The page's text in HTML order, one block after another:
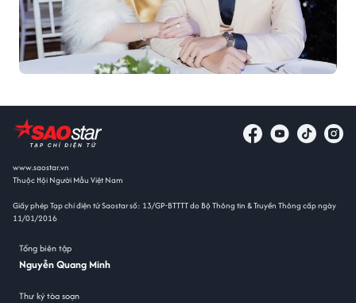
www.saostar.vn
Thuộc Hội Người Mẫu Việt Nam
Giấy phép Tạp chí điện tử Saostar số: 13/GP-BTTTT do Bộ Thông tin & Truyền Thông cấp ngày
11/01/2016
Tổng biên tập
Nguyễn Quang Minh
Thư ký tòa soạn